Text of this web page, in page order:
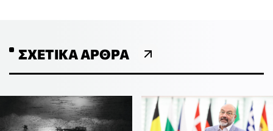
ΣΧΕΤΙΚΆ ΆΡΘΡΑ